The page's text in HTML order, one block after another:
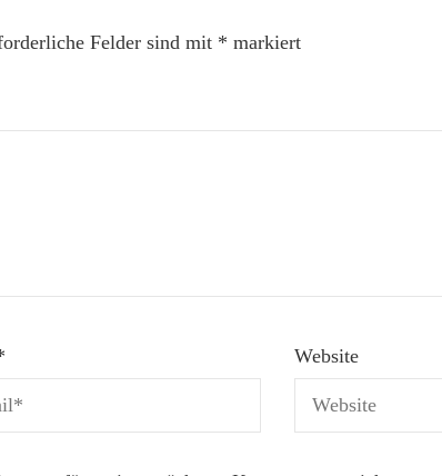
Felder sind mit * markiert
Website